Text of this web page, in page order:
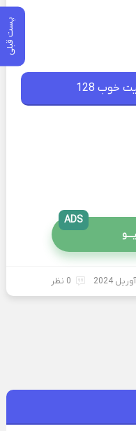
پست قبلی
خوب 128
ADS
0 نظر